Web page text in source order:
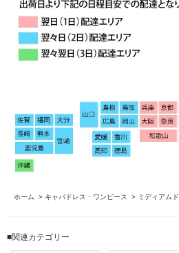
ホーム > キャバドレス・ワンピース > ミディアム
■関連カテゴリー